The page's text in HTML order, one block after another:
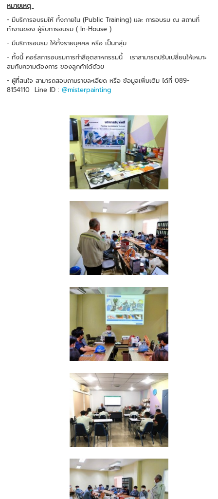
หมายเหตุ
- มีบริการอบรมให้ ทั้งภายใน (Public Training) และ การอบรม ณ สถานที่
ทำงานของ ผู้รับการอบรม ( In-House )
- มีบริการอบรม ให้ทั้งรายบุคคล หรือ เป็นกลุ่ม
- ทั้งนี้ คอร์สการอบรมการทำสีอุตสาหกรรมนี้ เราสามารถปรับเปลี่ยนให้เหมาะ
สมกับความต้องการ ของลูกค้าได้ด้วย
- ผู้ที่สนใจ สามารถสอบถามรายละเอียด หรือ ข้อมูลเพิ่มเติม ได้ที่ 089-
8154110 Line ID :@misterpainting